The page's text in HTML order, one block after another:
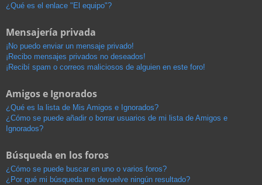
¿Qué es el enlace "El equipo"?
Mensajería privada
¡No puedo enviar un mensaje privado!
¡Recibo mensajes privados no deseados!
¡Recibí spam o correos maliciosos de alguien en este foro!
Amigos e Ignorados
¿Qué es la lista de Mis Amigos e Ignorados?
¿Cómo se puede añadir o borrar usuarios de mi lista de Amigos e
Ignorados?
Búsqueda en los foros
¿Cómo se puede buscar en uno o varios foros?
¿Por qué mi búsqueda me devuelve ningún resultado?